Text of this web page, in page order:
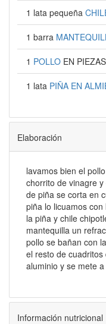
1 lata pequeña
1 barra
1 POLLO EN PIEZAS
1 lata PIÑA EN
Elaboración
lavamos bien el
chorrito de vinagre
de piña se corta en
piña lo licuamos
la piña y chile
mantequilla un
pollo se bañan con
el resto de
aluminio y se mete
Información nutricional